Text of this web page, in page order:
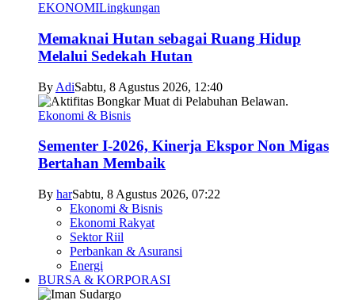
EKONOMILingkungan
Memaknai Hutan sebagai Ruang Hidup
Melalui Sedekah Hutan
By AdiSabtu, 8 Agustus 2026, 12:40
Ekonomi & Bisnis
Sementer I-2026, Kinerja Ekspor Non Migas
Bertahan Membaik
By harSabtu, 8 Agustus 2026, 07:22
Ekonomi & Bisnis
Ekonomi Rakyat
Sektor Riil
Perbankan & Asuransi
Energi
BURSA & KORPORASI